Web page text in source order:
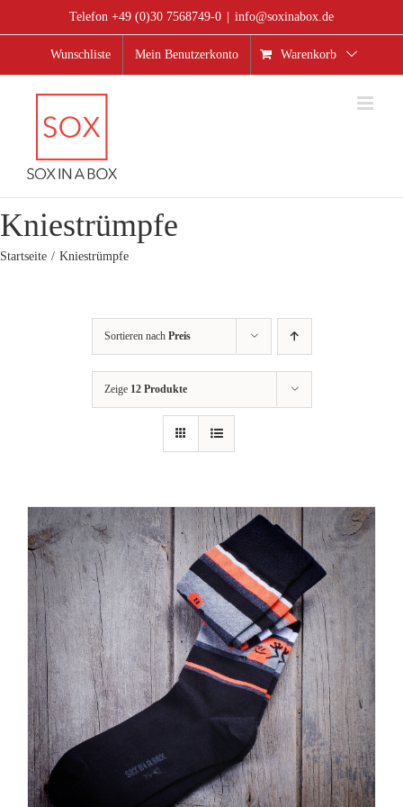
Telefon +49 (0)30 7568749-0 info@soxinabox.de
Wunschliste Mein Benutzerkonto Warenkorb
Kniestrümpfe
Startseite Kniestrümpfe
Sortieren nach Preis
Zeige 12 Produkte